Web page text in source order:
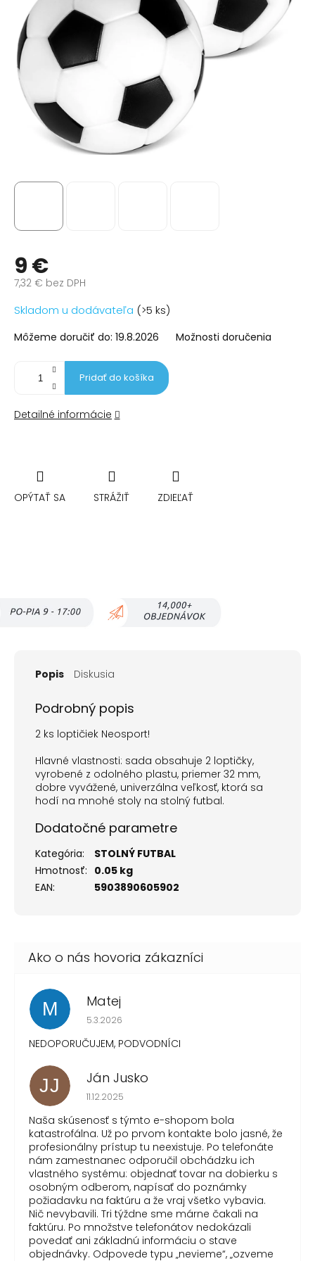
9 €
7,32 € bez DPH
Jednotková
cena:
Skladom u dodávateľa (>5 ks)
Môžeme doručiť do: 19.8.2026 Možnosti doručenia
Pridať do košíka
Detailné informácie
OPÝTAŤ SA STRÁŽIŤ ZDIEĽAŤ
Popis Diskusia
Podrobný popis
2 ks loptičiek Neosport!
Hlavné vlastnosti: sada obsahuje 2 loptičky,
vyrobené z odolného plastu, priemer 32 mm,
dobre vyvážené, univerzálna veľkosť, ktorá sa
hodí na mnohé stoly na stolný futbal.
Dodatočné parametre
Kategória:
STOLNÝ FUTBAL
Hmotnosť: 0.05 kg
EAN: 5903890605902
M Matej
Hodnotenie obchodu je 1 z 5 hviezdičiek.
5.3.2026
NEDOPORUČUJEM, PODVODNÍCI
JJ Ján Jusko
Hodnotenie obchodu je 1 z 5 hviezdičiek.
11.12.2025
Naša skúsenosť s týmto e-shopom bola
katastrofálna. Už po prvom kontakte bolo jasné, že
profesionálny prístup tu neexistuje. Po telefonáte
nám zamestnanec odporučil obchádzku ich
vlastného systému: objednať tovar na dobierku s
osobným odberom, napísať do poznámky
požiadavku na faktúru a že vraj všetko vybavia.
Nič nevybavili. Tri týždne sme márne čakali na
faktúru. Po množstve telefonátov nedokázali
povedať ani základnú informáciu o stave
objednávky. Odpovede typu „nevieme“, „ozveme